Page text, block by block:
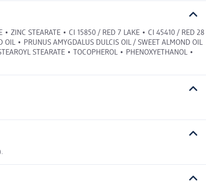
• ZINC STEARATE • CI 15850 / RED 7 LAKE • CI 45410 / RED 28
• PRUNUS AMYGDALUS DULCIS OIL / SWEET ALMOND OIL
STEARATE • TOCOPHEROL • PHENOXYETHANOL •